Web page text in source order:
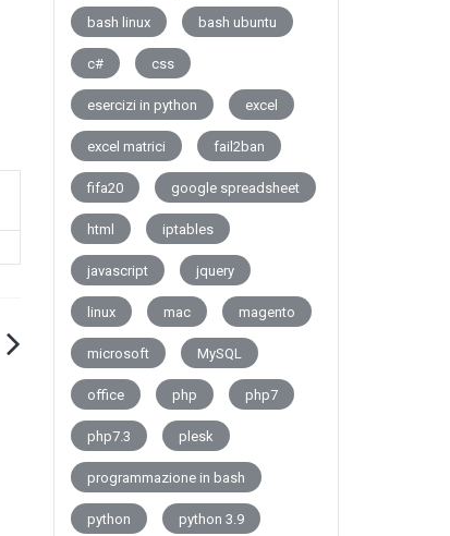
bash linux bash ubuntu
c# css
esercizi in python excel
excel matrici fail2ban
fifa20 google spreadsheet
html iptables
javascript jquery
linux mac magento
microsoft MySQL
office php php7
php7.3 plesk
programmazione in bash
python python 3.9